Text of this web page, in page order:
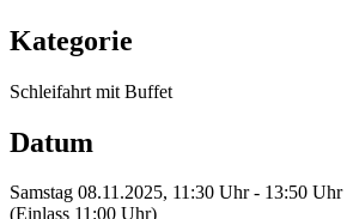
Kategorie
Schleifahrt mit Buffet
Datum
Samstag 08.11.2025, 11:30 Uhr - 13:50 Uhr
(Einlass 11:00 Uhr)